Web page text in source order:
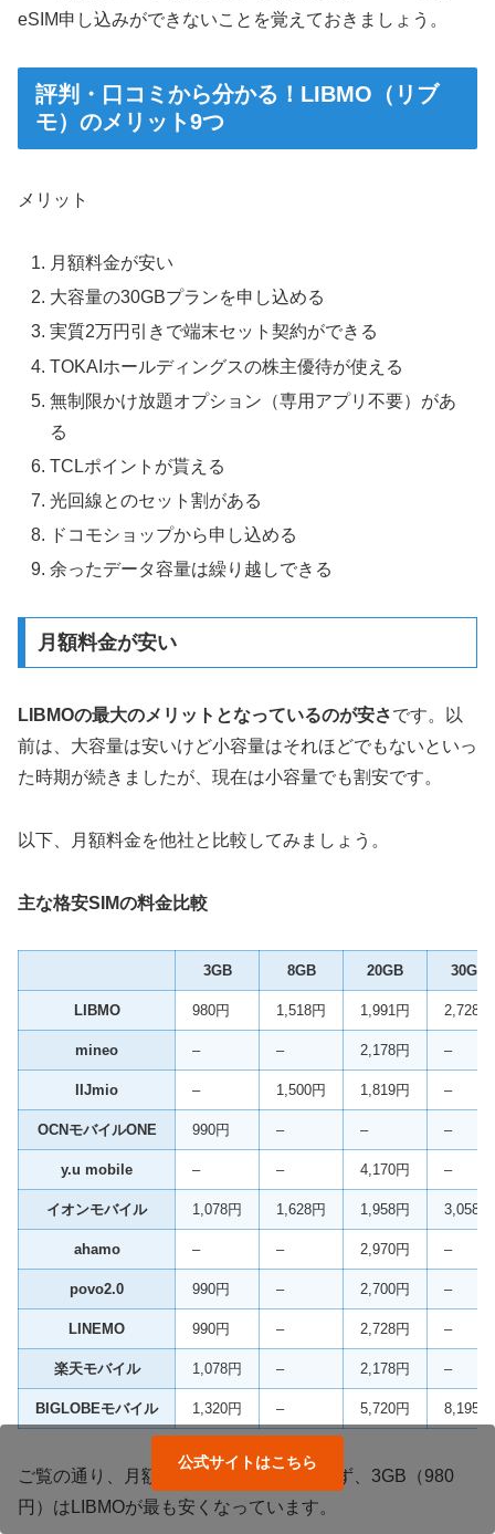
公式サイトはこちら
eSIM申し込みができないことを覚えておきましょう。
評判・口コミから分かる！LIBMO（リブ
モ）のメリット9つ
メリット
月額料金が安い
大容量の30GBプランを申し込める
実質2万円引きで端末セット契約ができる
TOKAIホールディングスの株主優待が使える
無制限かけ放題オプション（専用アプリ不要）があ
る
TCLポイントが貰える
光回線とのセット割がある
ドコモショップから申し込める
余ったデータ容量は繰り越しできる
月額料金が安い
LIBMOの最大のメリットとなっているのが安さです。以
前は、大容量は安いけど小容量はそれほどでもないといっ
た時期が続きましたが、現在は小容量でも割安です。
以下、月額料金を他社と比較してみましょう。
主な格安SIMの料金比較
3GB 8GB 20GB 30GB
LIBMO 980円 1,518円 1,991円 2,728円
mineo – – 2,178円 –
IIJmio – 1,500円 1,819円 –
OCNモバイルONE 990円 – – –
y.u mobile – – 4,170円 –
イオンモバイル 1,078円 1,628円 1,958円 3,058円
ahamo – – 2,970円 –
povo2.0 990円 – 2,700円 –
LINEMO 990円 – 2,728円 –
楽天モバイル 1,078円 – 2,178円 –
BIGLOBEモバイル 1,320円 – 5,720円 8,195円
ご覧の通り、月額料金は最安級です。まず、3GB（980
円）はLIBMOが最も安くなっています。